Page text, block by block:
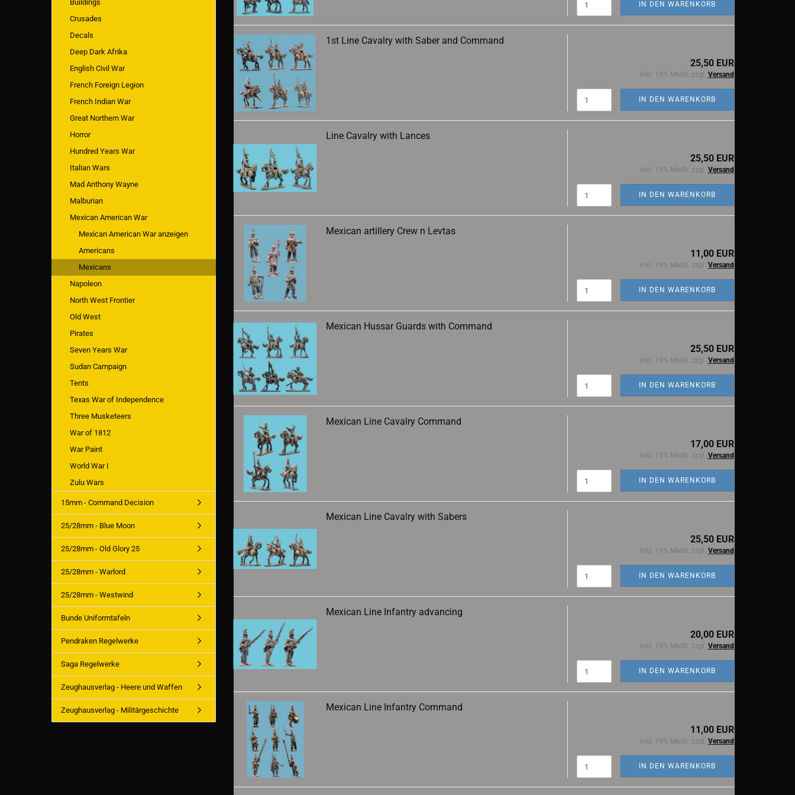
IN DEN WARENKORB
1st Line Cavalry with Saber and Command
25,50 EUR
inkl. 19% MwSt. zzgl. Versand
IN DEN WARENKORB
Line Cavalry with Lances
25,50 EUR
inkl. 19% MwSt. zzgl. Versand
IN DEN WARENKORB
Mexican artillery Crew n Levtas
11,00 EUR
inkl. 19% MwSt. zzgl. Versand
IN DEN WARENKORB
Mexican Hussar Guards with Command
25,50 EUR
inkl. 19% MwSt. zzgl. Versand
IN DEN WARENKORB
Mexican Line Cavalry Command
17,00 EUR
inkl. 19% MwSt. zzgl. Versand
IN DEN WARENKORB
Mexican Line Cavalry with Sabers
25,50 EUR
inkl. 19% MwSt. zzgl. Versand
IN DEN WARENKORB
Mexican Line Infantry advancing
20,00 EUR
inkl. 19% MwSt. zzgl. Versand
IN DEN WARENKORB
Mexican Line Infantry Command
11,00 EUR
inkl. 19% MwSt. zzgl. Versand
IN DEN WARENKORB
Buildings
Crusades
Decals
Deep Dark Afrika
English Civil War
French Foreign Legion
French Indian War
Great Northern War
Horror
Hundred Years War
Italian Wars
Mad Anthony Wayne
Malburian
Mexican American War
Mexican American War anzeigen
Americans
Mexicans
Napoleon
North West Frontier
Old West
Pirates
Seven Years War
Sudan Campaign
Tents
Texas War of Independence
Three Musketeers
War of 1812
War Paint
World War I
Zulu Wars
15mm - Command Decision
25/28mm - Blue Moon
25/28mm - Old Glory 25
25/28mm - Warlord
25/28mm - Westwind
Bunde Uniformtafeln
Pendraken Regelwerke
Saga Regelwerke
Zeughausverlag - Heere und Waffen
Zeughausverlag - Militärgeschichte